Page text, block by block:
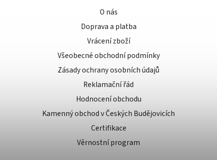
O nás
Doprava a platba
Vrácení zboží
Všeobecné obchodní podmínky
Zásady ochrany osobních údajů
Reklamační řád
Hodnocení obchodu
Kamenný obchod v Českých Budějovicích
Certifikace
Věrnostní program